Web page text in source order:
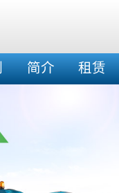
简介 租赁